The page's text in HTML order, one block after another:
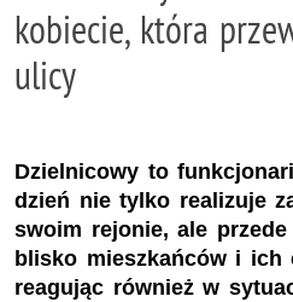
kobiecie, która
ulicy
Dzielnicowy to
dzień nie tylko realizuje
swoim rejonie, ale
blisko mieszkańców i ich
reagując również w